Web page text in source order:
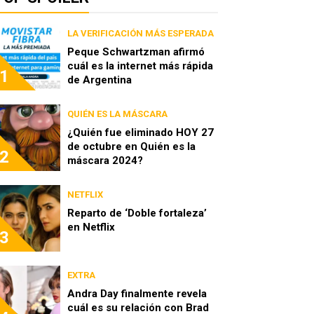
1
LA VERIFICACIÓN MÁS ESPERADA
Peque Schwartzman afirmó
cuál es la internet más rápida
de Argentina
2
QUIÉN ES LA MÁSCARA
¿Quién fue eliminado HOY 27
de octubre en Quién es la
máscara 2024?
3
NETFLIX
Reparto de ‘Doble fortaleza’
en Netflix
EXTRA
Andra Day finalmente revela
cuál es su relación con Brad